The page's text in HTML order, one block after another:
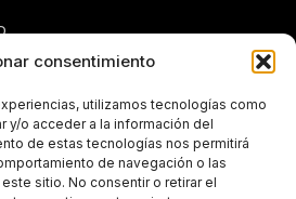
consentimiento
utilizamos tecnologías como
y/o acceder a la información del
de estas tecnologías nos permitirá
de navegación o las
sitio. No consentir o retirar el
pactada con Pergal (giro, transferencia,